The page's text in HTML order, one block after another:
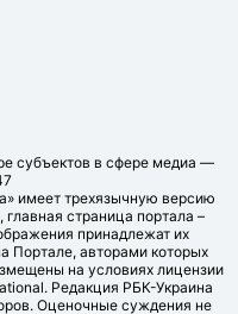
субъектов в сфере медиа —
имеет трехязычную версию
страница портала –
принадлежат их
Портале, авторами которых
на условиях лицензии
Редакция РБК-Украина
Оценочные суждения не